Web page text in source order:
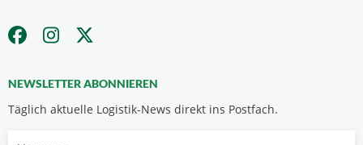
NEWSLETTER ABONNIEREN
Täglich aktuelle Logistik-News direkt ins Postfach.